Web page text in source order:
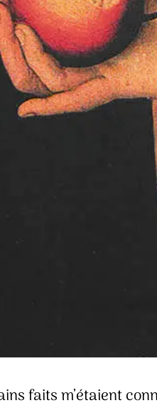
faits m’étaient